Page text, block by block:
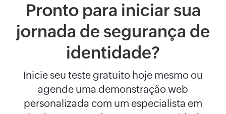
Pronto para iniciar sua
jornada de segurança de
identidade?
Inicie seu teste gratuito hoje mesmo ou
agende uma demonstração web
personalizada com um especialista em